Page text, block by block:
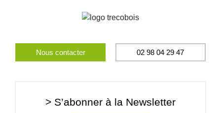
Nous contacter 02 98 04 29 47
> S’abonner à la Newsletter